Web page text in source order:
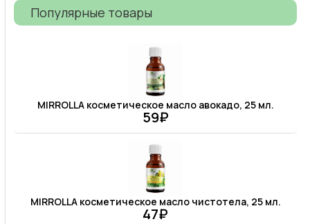
Популярные товары
MIRROLLA косметическое масло авокадо, 25 мл.
59₽
MIRROLLA косметическое масло чистотела, 25 мл.
47₽